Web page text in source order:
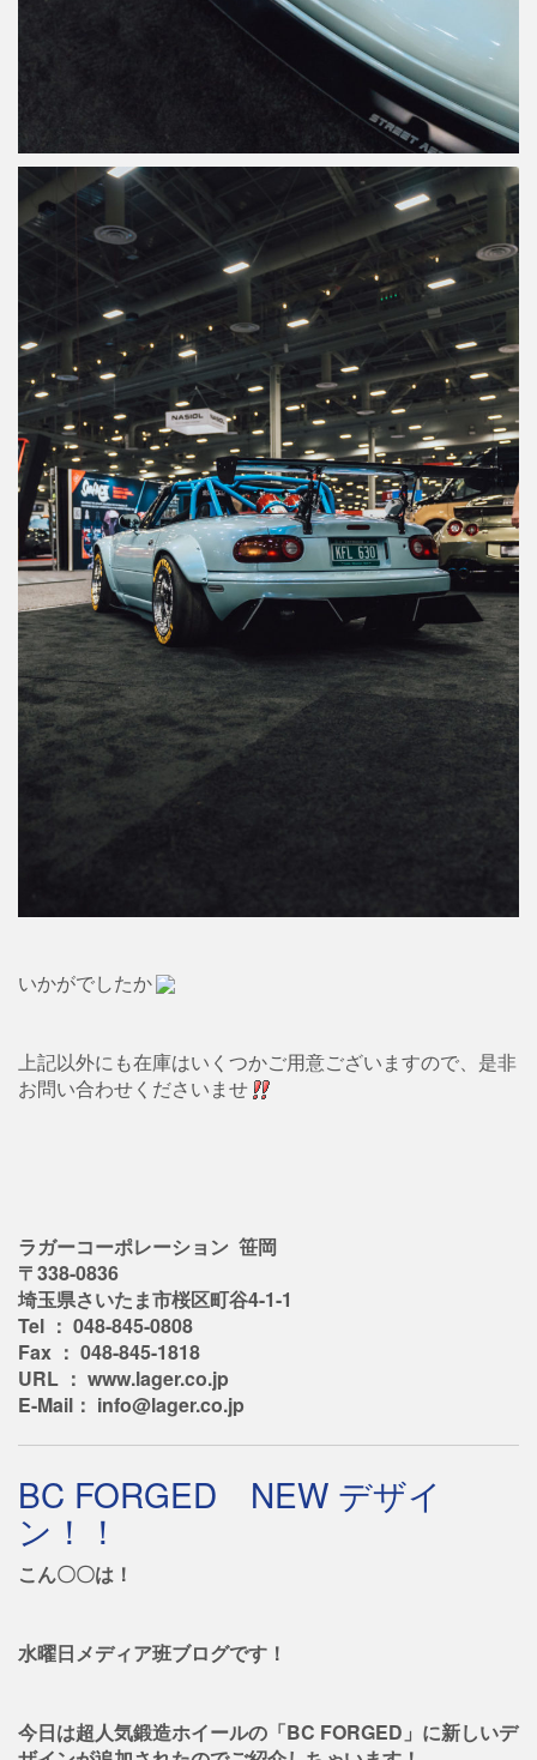
いかがでしたか
上記以外にも在庫はいくつかご用意ございますので、是非
お問い合わせくださいませ
ラガーコーポレーション 笹岡
〒338-0836
埼玉県さいたま市桜区町谷4-1-1
Tel ： 048-845-0808
Fax ： 048-845-1818
URL ： www.lager.co.jp
E-Mail： info@lager.co.jp
BC FORGED NEW デザイ
ン！！
こん〇〇は！
水曜日メディア班ブログです！
今日は超人気鍛造ホイールの「BC FORGED」に新しいデ